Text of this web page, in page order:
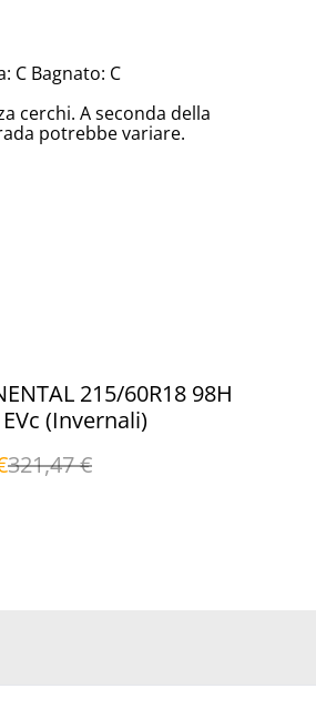
C Bagnato: C
cerchi. A seconda della
potrebbe variare.
215/60R18 98H
(Invernali)
321,47 €